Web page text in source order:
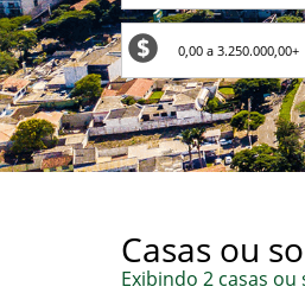
Casas ou
Exibindo 2 casas